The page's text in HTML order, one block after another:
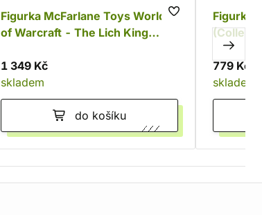
Figurka McFarlane Toys World
of Warcraft - The Lich King
1 349 Kč
skladem
do košíku
Figurka
779 Kč
skladem